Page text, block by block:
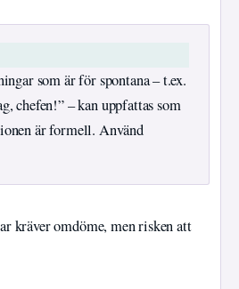
som är för spontana – t.ex.
chefen!” – kan uppfattas som
är formell. Använd
kräver omdöme, men risken att